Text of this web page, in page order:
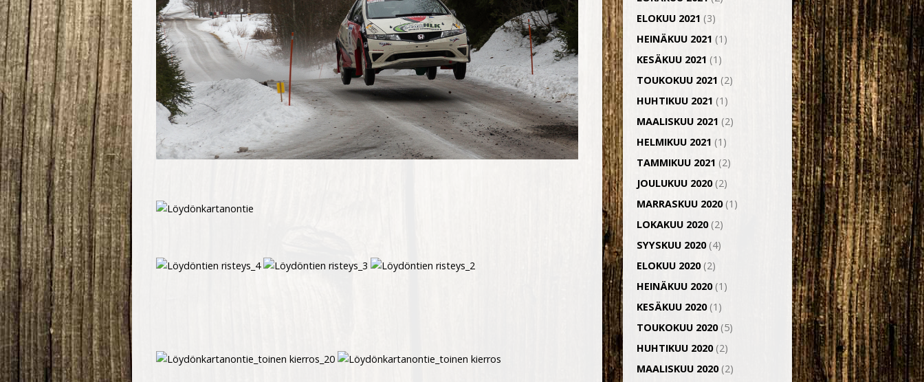
ELOKUU 2021 (3)
HEINÄKUU 2021 (1)
KESÄKUU 2021 (1)
TOUKOKUU 2021 (2)
HUHTIKUU 2021 (1)
MAALISKUU 2021 (2)
HELMIKUU 2021 (1)
TAMMIKUU 2021 (2)
JOULUKUU 2020(2)
MARRASKUU 2020(1)
LOKAKUU 2020(2)
SYYSKUU 2020(4)
ELOKUU 2020(2)
HEINÄKUU 2020(1)
KESÄKUU 2020(1)
TOUKOKUU 2020(5)
HUHTIKUU 2020(2)
MAALISKUU 2020(2)